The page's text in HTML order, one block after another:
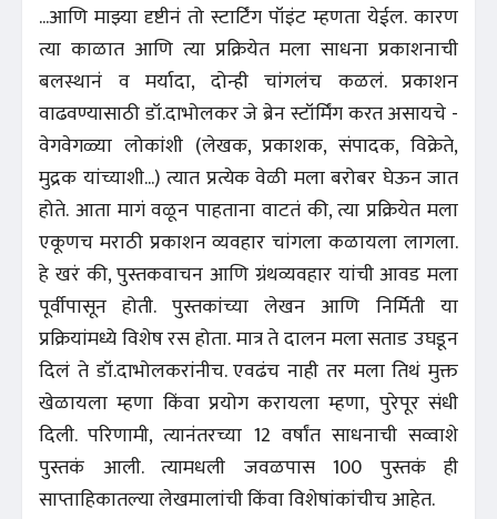
...आणि माझ्या दृष्टीनं तो स्टार्टिंग पॉइंट म्हणता येईल. कारण
त्या काळात आणि त्या प्रक्रियेत मला साधना प्रकाशनाची
बलस्थानं व मर्यादा, दोन्ही चांगलंच कळलं. प्रकाशन
वाढवण्यासाठी डॉ.दाभोलकर जे ब्रेन स्टॉर्मिंग करत असायचे -
वेगवेगळ्या लोकांशी (लेखक, प्रकाशक, संपादक, विक्रेते,
मुद्रक यांच्याशी...) त्यात प्रत्येक वेळी मला बरोबर घेऊन जात
होते. आता मागं वळून पाहताना वाटतं की, त्या प्रक्रियेत मला
एकूणच मराठी प्रकाशन व्यवहार चांगला कळायला लागला.
हे खरं की, पुस्तकवाचन आणि ग्रंथव्यवहार यांची आवड मला
पूर्वीपासून होती. पुस्तकांच्या लेखन आणि निर्मिती या
प्रक्रियांमध्ये विशेष रस होता. मात्र ते दालन मला सताड उघडून
दिलं ते डॉ.दाभोलकरांनीच. एवढंच नाही तर मला तिथं मुक्त
खेळायला म्हणा किंवा प्रयोग करायला म्हणा, पुरेपूर संधी
दिली. परिणामी, त्यानंतरच्या 12 वर्षांत साधनाची सव्वाशे
पुस्तकं आली. त्यामधली जवळपास 100 पुस्तकं ही
साप्ताहिकातल्या लेखमालांची किंवा विशेषांकांचीच आहेत.